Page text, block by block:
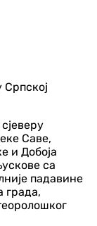
Саве,
и Добоја
са
падавине
града,